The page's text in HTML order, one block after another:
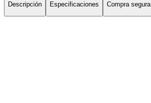
Descripción Especificaciones Compra segura